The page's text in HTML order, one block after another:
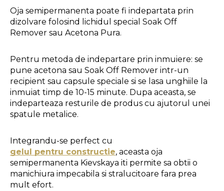
Oja semipermanenta poate fi indepartata prin
dizolvare folosind lichidul special Soak Off
Remover sau Acetona Pura.
Pentru metoda de indepartare prin inmuiere: se
pune acetona sau Soak Off Remover intr-un
recipient sau capsule speciale si se lasa unghiile la
inmuiat timp de 10-15 minute. Dupa aceasta, se
indeparteaza resturile de produs cu ajutorul unei
spatule metalice.
Integrandu-se perfect cu
gelul pentru constructie, aceasta oja
semipermanenta Kievskaya iti permite sa obtii o
manichiura impecabila si stralucitoare fara prea
mult efort.